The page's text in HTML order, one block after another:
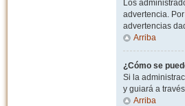
Los
advertencia.
advertencias
Arriba
¿Cómo se
Si la
y guiará a
Arriba